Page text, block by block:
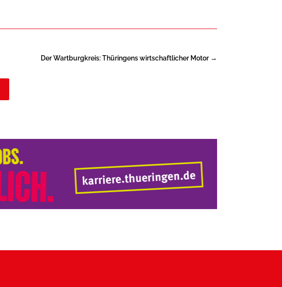
Der Wartburgkreis: Thüringens wirtschaftlicher Motor→